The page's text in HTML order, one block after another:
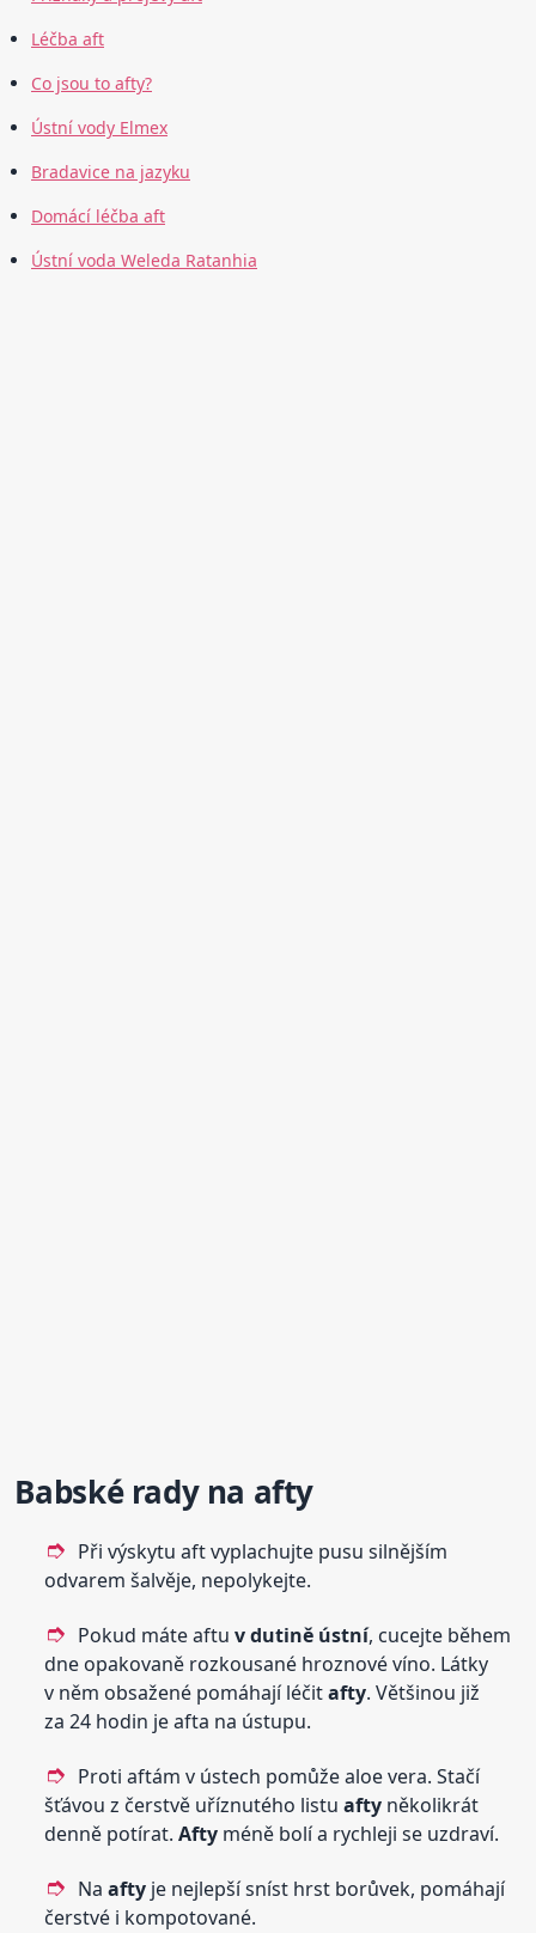
Léčba aft
Co jsou to afty?
Ústní vody Elmex
Bradavice na jazyku
Domácí léčba aft
Ústní voda Weleda Ratanhia
Babské rady na afty
Při výskytu aft vyplachujte pusu silnějším
odvarem šalvěje, nepolykejte.
Pokud máte aftuv dutině ústní, cucejte během
dne opakovaně rozkousané hroznové víno. Látky
v něm obsažené pomáhají léčitafty. Většinou již
za 24 hodin je afta na ústupu.
Proti aftám v ústech pomůže aloe vera. Stačí
šťávou z čerstvě uříznutého listuafty několikrát
denně potírat.Afty méně bolí a rychleji se uzdraví.
Naafty je nejlepší sníst hrst borůvek, pomáhají
čerstvé i kompotované.